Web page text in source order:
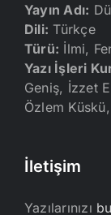
Yayın Adı:
Dili: Türkçe
Türü: İlmi,
Yazı İşleri
Geniş, İzzet
Özlem
İletişim
Yazılarınızı